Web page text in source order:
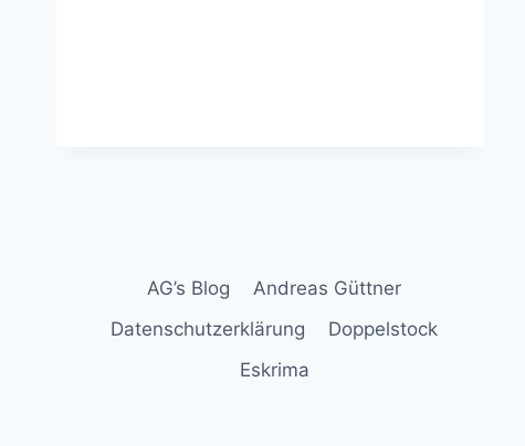
AG’s Blog
Andreas Güttner
Datenschutzerklärung
Doppelstock
Eskrima